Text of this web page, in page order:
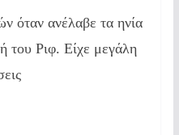
όταν ανέλαβε τα ηνία
του Ριφ. Είχε μεγάλη